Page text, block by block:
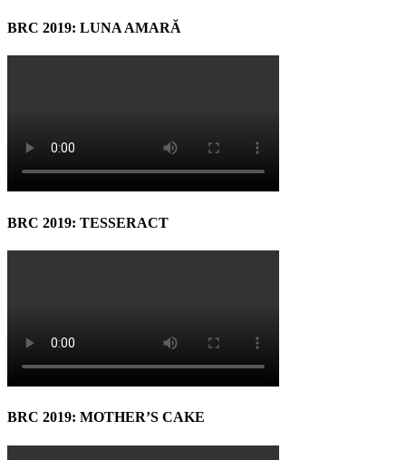
BRC 2019: LUNA AMARĂ
BRC 2019: TESSERACT
BRC 2019: MOTHER’S CAKE